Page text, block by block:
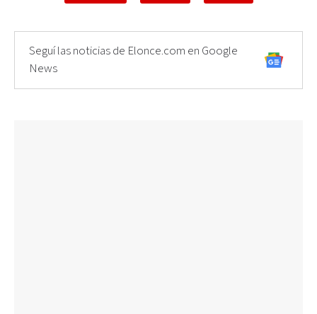
Seguí las noticias de Elonce.com en Google
News